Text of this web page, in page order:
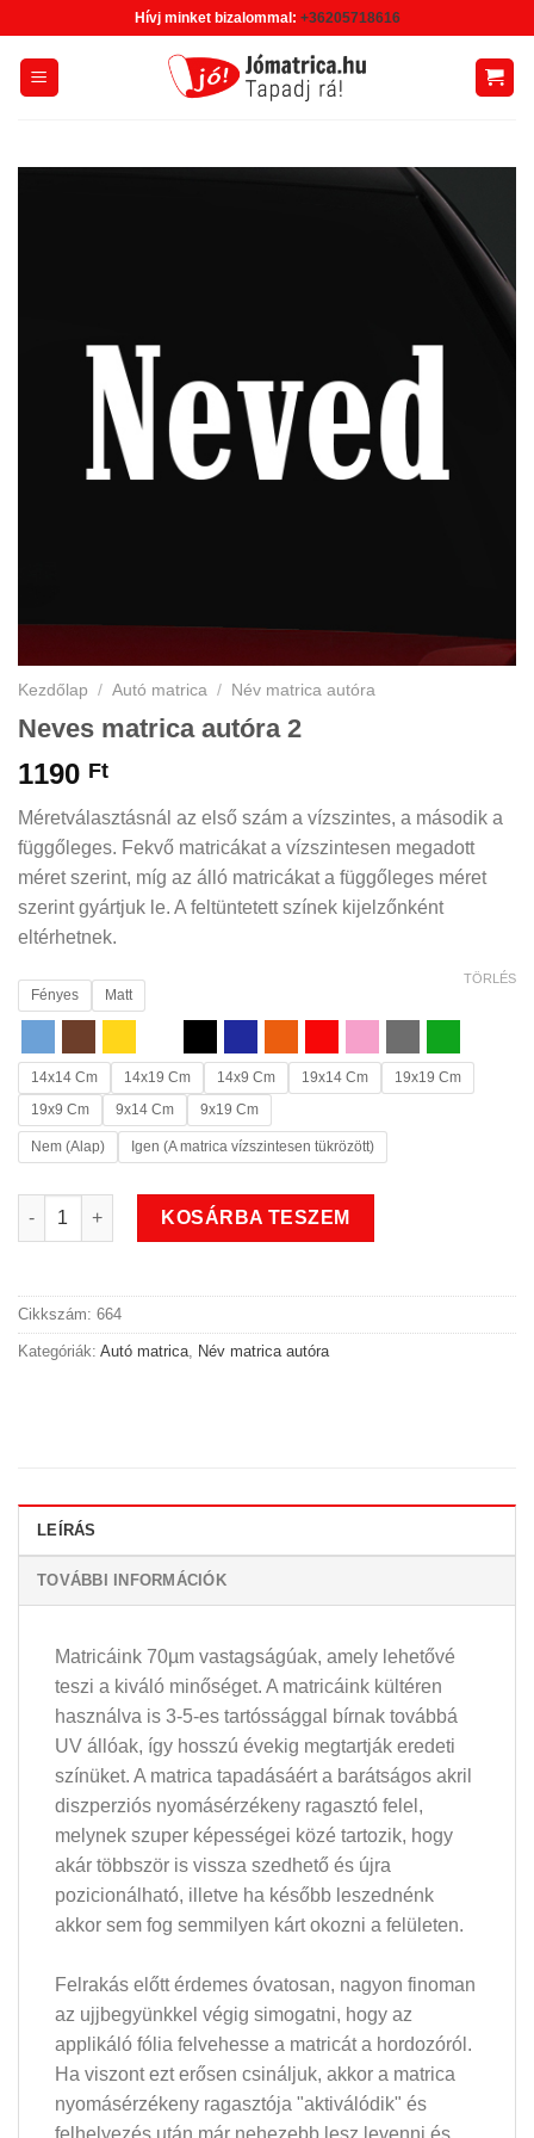
content
Hívj minket bizalommal: +36205718616
Kezdőlap / Autó matrica / Név matrica autóra
Neves matrica autóra 2
1190 Ft
Méretválasztásnál az első szám a vízszintes, a második a
függőleges. Fekvő matricákat a vízszintesen megadott
méret szerint, míg az álló matricákat a függőleges méret
szerint gyártjuk le. A feltüntetett színek kijelzőnként
eltérhetnek.
Fényes Matt
14x14 Cm 14x19 Cm 14x9 Cm 19x14 Cm
19x19 Cm
19x9 Cm
9x14 Cm 9x19 Cm
Nem (Alap) Igen (A matrica vízszintesen tükrözött)
TÖRLÉS
Neves matrica autóra 2 mennyiség
KOSÁRBA TESZEM
Cikkszám: 664
Kategóriák: Autó matrica Név matrica autóra
LEÍRÁS
TOVÁBBI INFORMÁCIÓK
Matricáink 70µm vastagságúak, amely lehetővé
teszi a kiváló minőséget. A matricáink kültéren
használva is 3-5-es tartóssággal bírnak továbbá
UV állóak, így hosszú évekig megtartják eredeti
színüket. A matrica tapadásáért a barátságos akril
diszperziós nyomásérzékeny ragasztó felel,
melynek szuper képességei közé tartozik, hogy
akár többször is vissza szedhető és újra
pozicionálható, illetve ha később leszednénk
akkor sem fog semmilyen kárt okozni a felületen.
Felrakás előtt érdemes óvatosan, nagyon finoman
az ujjbegyünkkel végig simogatni, hogy az
applikáló fólia felvehesse a matricát a hordozóról.
Ha viszont ezt erősen csináljuk, akkor a matrica
nyomásérzékeny ragasztója "aktiválódik" és